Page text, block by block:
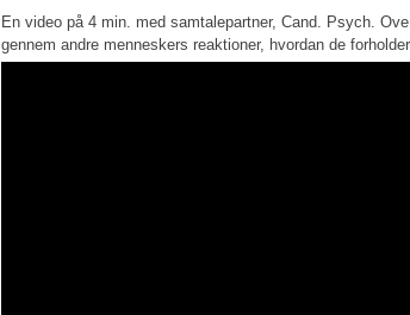
En video på 4 min. med samtalepartner, Cand. Psych.
gennem andre menneskers reaktioner, hvordan de